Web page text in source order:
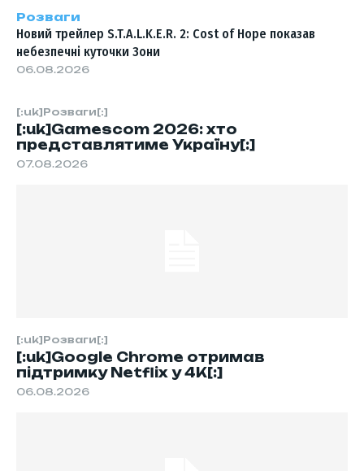
[:uk]Розваги[:]
[:uk]Gamescom 2026: хто
представлятиме Україну[:]
07.08.2026
[:uk]Розваги[:]
[:uk]Google Chrome отримав
підтримку Netflix у 4K[:]
06.08.2026
Розваги
Новий трейлер S.T.A.L.K.E.R. 2: Cost of Hope показав
небезпечні куточки Зони
06.08.2026